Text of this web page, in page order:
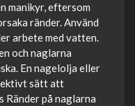
manikyr, eftersom
ränder. Använd
arbete med vatten.
och naglarna
En nagelolja eller
sätt att
på naglarna